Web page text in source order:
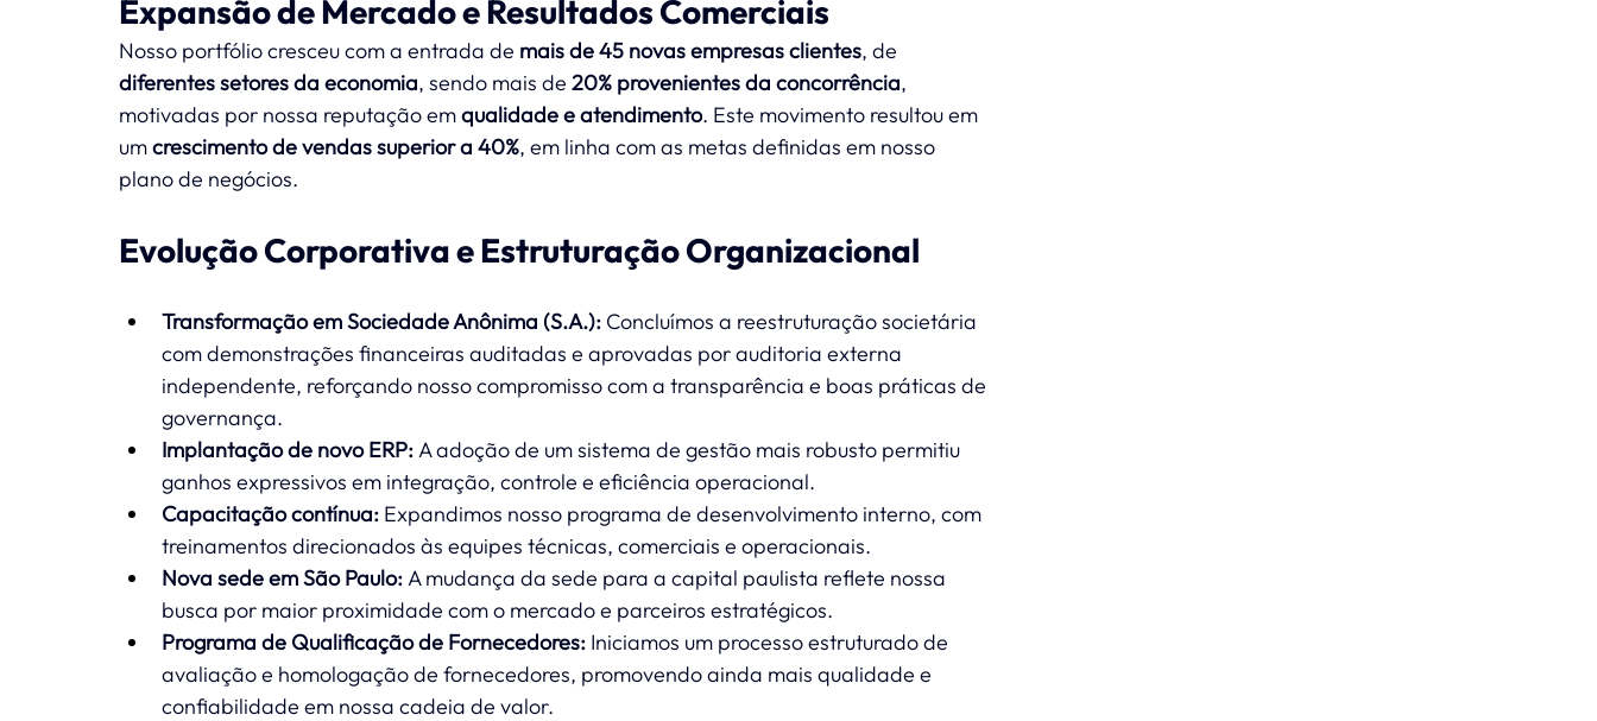
Expansão de Mercado e Resultados Comerciais
Nosso portfólio cresceu com a entrada de mais de 45 novas empresas clientes, de
diferentes setores da economia, sendo mais de 20% provenientes da concorrência,
motivadas por nossa reputação em qualidade e atendimento. Este movimento resultou em
um crescimento de vendas superior a 40%, em linha com as metas definidas em nosso
plano de negócios.
Evolução Corporativa e Estruturação Organizacional
Transformação em Sociedade Anônima (S.A.): Concluímos a reestruturação societária
com demonstrações financeiras auditadas e aprovadas por auditoria externa
independente, reforçando nosso compromisso com a transparência e boas práticas de
governança.
Implantação de novo ERP: A adoção de um sistema de gestão mais robusto permitiu
ganhos expressivos em integração, controle e eficiência operacional.
Capacitação contínua: Expandimos nosso programa de desenvolvimento interno, com
treinamentos direcionados às equipes técnicas, comerciais e operacionais.
Nova sede em São Paulo: A mudança da sede para a capital paulista reflete nossa
busca por maior proximidade com o mercado e parceiros estratégicos.
Programa de Qualificação de Fornecedores: Iniciamos um processo estruturado de
avaliação e homologação de fornecedores, promovendo ainda mais qualidade e
confiabilidade em nossa cadeia de valor.